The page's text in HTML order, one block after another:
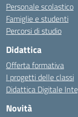
Personale scolastico
Famiglie e studenti
Percorsi di studio
Didattica
Offerta formativa
I progetti delle classi
Didattica Digitale
Novità